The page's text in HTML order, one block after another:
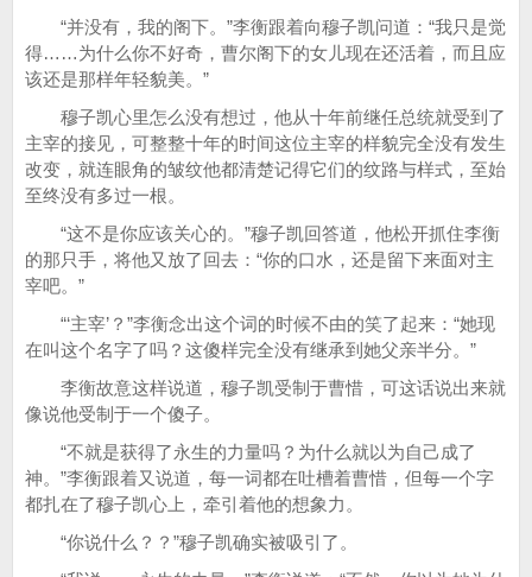
“并没有，我的阁下。”李衡跟着向穆子凯问道：“我只是觉
得……为什么你不好奇，曹尔阁下的女儿现在还活着，而且应
该还是那样年轻貌美。”
穆子凯心里怎么没有想过，他从十年前继任总统就受到了
主宰的接见，可整整十年的时间这位主宰的样貌完全没有发生
改变，就连眼角的皱纹他都清楚记得它们的纹路与样式，至始
至终没有多过一根。
“这不是你应该关心的。”穆子凯回答道，他松开抓住李衡
的那只手，将他又放了回去：“你的口水，还是留下来面对主
宰吧。”
“‘主宰’？”李衡念出这个词的时候不由的笑了起来：“她现
在叫这个名字了吗？这傻样完全没有继承到她父亲半分。”
李衡故意这样说道，穆子凯受制于曹惜，可这话说出来就
像说他受制于一个傻子。
“不就是获得了永生的力量吗？为什么就以为自己成了
神。”李衡跟着又说道，每一词都在吐槽着曹惜，但每一个字
都扎在了穆子凯心上，牵引着他的想象力。
“你说什么？？”穆子凯确实被吸引了。